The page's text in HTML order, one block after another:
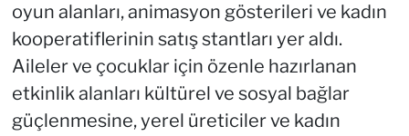
oyun alanları, animasyon gösterileri ve kadın
kooperatiflerinin satış stantları yer aldı.
Aileler ve çocuklar için özenle hazırlanan
etkinlik alanları kültürel ve sosyal bağlar
güçlenmesine, yerel üreticiler ve kadın